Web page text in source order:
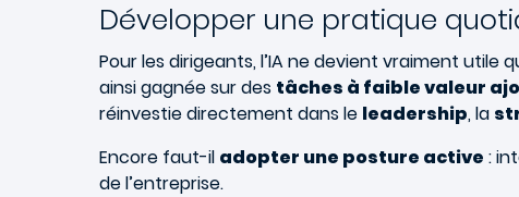
Développer une pratique
Pour les dirigeants, l’IA ne devient vraiment
ainsi gagnée sur des tâches à faible valeur
réinvestie directement dans le leadership, la
Encore faut-il adopter une posture active :
de l’entreprise.